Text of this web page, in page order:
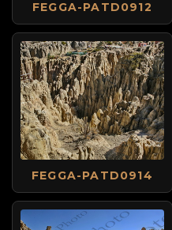
FEGGA-PATD0912
FEGGA-PATD0914